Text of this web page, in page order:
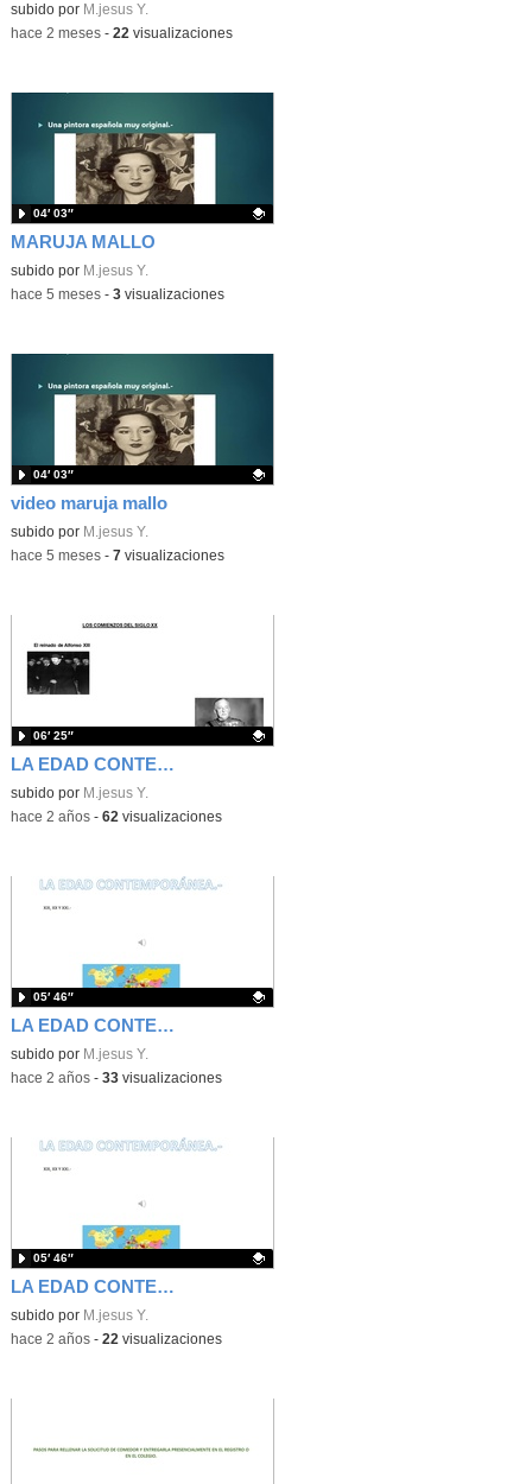
Contenido educativo.
subido por M.jesus Y.
-hace 2 meses- 22 visualizaciones
MARUJA MALLO
Contenido educativo.
subido por M.jesus Y.
04′ 03″
-hace 5 meses- 3visualizaciones
video maruja mallo
Contenido educativo.
subido por M.jesus Y.
04′ 03″
-hace 5 meses- 7visualizaciones
LA EDAD CONTEMPORÁNEA
Contenido educativo.
subido por M.jesus Y.
06′ 25″
-hace 2 años- 62 visualizaciones
LA EDAD CONTEMPORÁNEA
Contenido educativo.
subido por M.jesus Y.
05′ 46″
-hace 2 años- 33visualizaciones
LA EDAD CONTEMPORÁNEA
Contenido educativo.
subido por M.jesus Y.
05′ 46″
-hace 2 años- 22 visualizaciones